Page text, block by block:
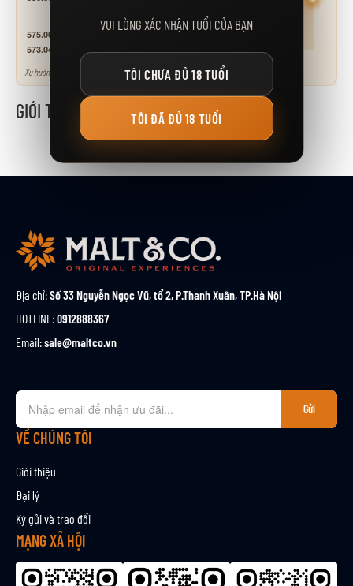
Xu hướng tham khảo - neo theo các mốc giá niêm yết.
GIỚI THIỆU
Địa chỉ:Số 33 Nguyễn Ngọc Vũ, tổ 2, P.Thanh Xuân, TP.Hà Nội
HOTLINE:0912888367
Email:sale@maltco.vn
Đ
n
k
n
h
ậ
Gửi
VỀ CHÚNG TÔI
Giới thiệu
Đại lý
Ký gửi và trao đổi
MẠNG XÃ HỘI
VUI LÒNG XÁC NHẬN TUỔI CỦA BẠN
TÔI CHƯA ĐỦ 18 TUỔI
TÔI ĐÃ ĐỦ 18 TUỔI